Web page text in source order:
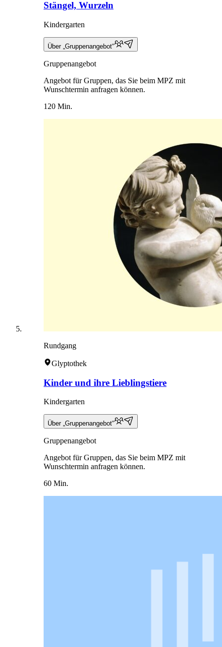
Stängel, Wurzeln
Kindergarten
Über „Gruppenangebot“
Gruppenangebot
Angebot für Gruppen, das Sie beim MPZ mit
Wunschtermin anfragen können.
120 Min.
Rundgang
Glyptothek
Kinder und ihre Lieblingstiere
Kindergarten
Über „Gruppenangebot“
Gruppenangebot
Angebot für Gruppen, das Sie beim MPZ mit
Wunschtermin anfragen können.
60 Min.